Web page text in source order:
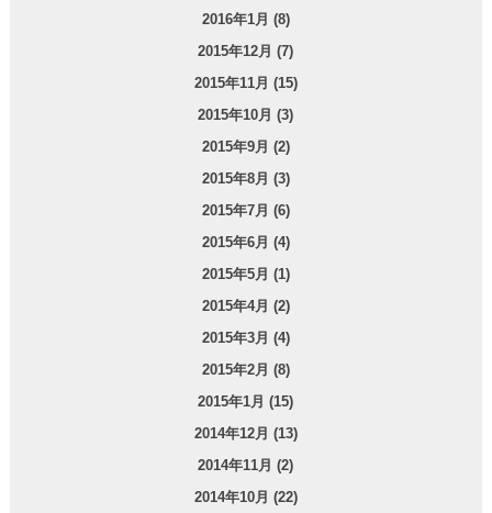
2016年1月 (8)
2015年12月 (7)
2015年11月 (15)
2015年10月 (3)
2015年9月 (2)
2015年8月 (3)
2015年7月 (6)
2015年6月 (4)
2015年5月 (1)
2015年4月 (2)
2015年3月 (4)
2015年2月 (8)
2015年1月 (15)
2014年12月 (13)
2014年11月 (2)
2014年10月 (22)